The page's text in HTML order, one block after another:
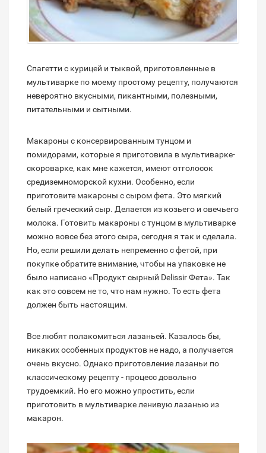
Спагетти с курицей и тыквой, приготовленные в
мультиварке по моему простому рецепту, получаются
невероятно вкусными, пикантными, полезными,
питательными и сытными.
Макароны с консервированным тунцом и
помидорами, которые я приготовила в мультиварке-
скороварке, как мне кажется, имеют отголосок
средиземноморской кухни. Особенно, если
приготовите макароны с сыром фета. Это мягкий
белый греческий сыр. Делается из козьего и овечьего
молока. Готовить макароны с тунцом в мультиварке
можно вовсе без этого сыра, сегодня я так и сделала.
Но, если решили делать непременно с фетой, при
покупке обратите внимание, чтобы на упаковке не
было написано «Продукт сырный Delissir Фета». Так
как это совсем не то, что нам нужно. То есть фета
должен быть настоящим.
Все любят полакомиться лазаньей. Казалось бы,
никаких особенных продуктов не надо, а получается
очень вкусно. Однако приготовление лазаньи по
классическому рецепту - процесс довольно
трудоемкий. Но его можно упростить, если
приготовить в мультиварке ленивую лазанью из
макарон.